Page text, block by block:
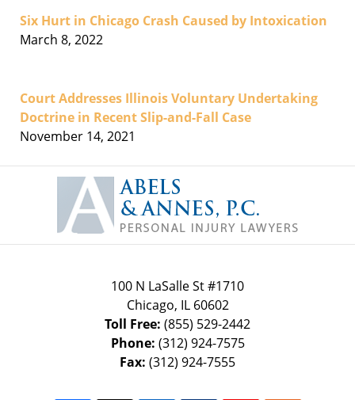
Six Hurt in Chicago Crash Caused by Intoxication
March 8, 2022
Court Addresses Illinois Voluntary Undertaking
Doctrine in Recent Slip-and-Fall Case
November 14, 2021
Information
100 N LaSalle St #1710
Chicago, IL 60602
Toll Free: (855) 529-2442
Phone: (312) 924-7575
Fax: (312) 924-7555